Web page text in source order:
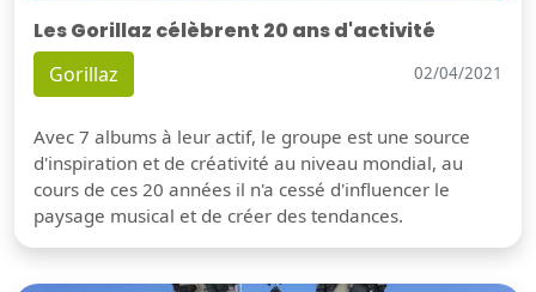
Les Gorillaz célèbrent 20 ans d'activité
Gorillaz 02/04/2021
Avec 7 albums à leur actif, le groupe est une source
d'inspiration et de créativité au niveau mondial, au
cours de ces 20 années il n'a cessé d'influencer le
paysage musical et de créer des tendances.